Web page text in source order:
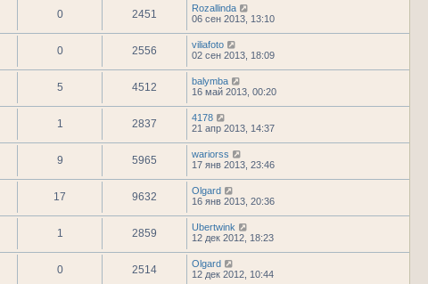
0 2451
Rozallinda
06 сен 2013, 13:10
0 2556
viliafoto
02 сен 2013, 18:09
5 4512
balymba
16 май 2013, 00:20
1 2837
4178
21 апр 2013, 14:37
9 5965
wariorss
17 янв 2013, 23:46
17 9632
Olgard
16 янв 2013, 20:36
1 2859
Ubertwink
12 дек 2012, 18:23
0 2514
Olgard
12 дек 2012, 10:44